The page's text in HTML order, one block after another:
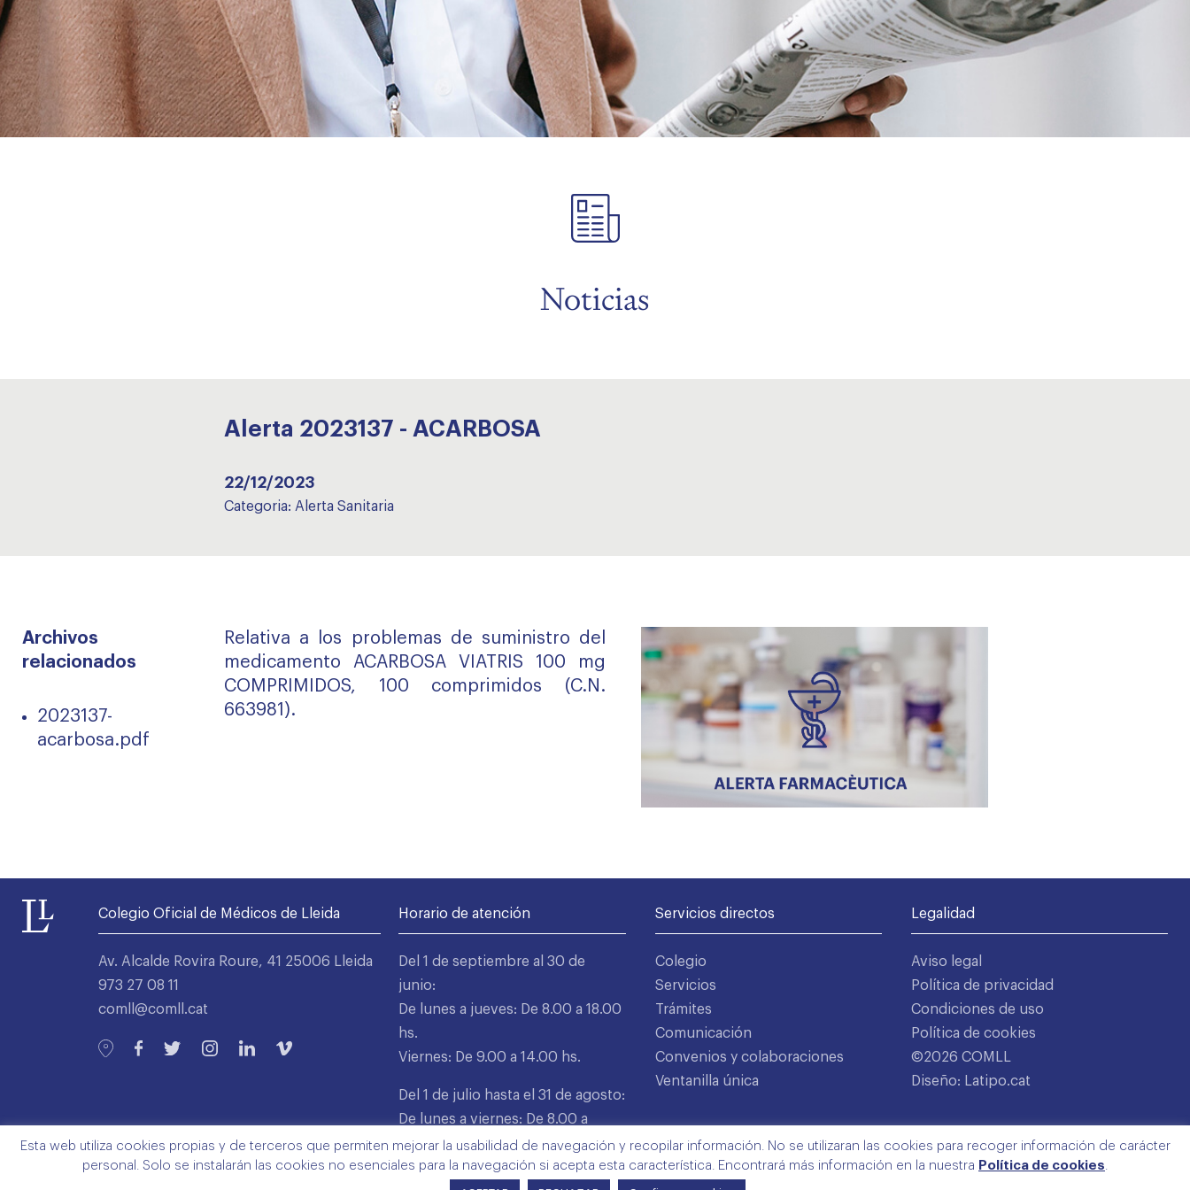
Noticias
Alerta 2023137 - ACARBOSA
22/12/2023
Categoria: Alerta Sanitaria
Archivos
relacionados
2023137-
acarbosa.pdf
Relativa a los problemas de suministro del
medicamento ACARBOSA VIATRIS 100 mg
COMPRIMIDOS, 100 comprimidos (C.N.
663981).
Colegio Oficial de Médicos de Lleida
Av. Alcalde Rovira Roure, 41 25006 Lleida
973 27 08 11
comll@comll.cat
Horario de atención
Del 1 de septiembre al 30 de
junio:
De lunes a jueves: De 8.00 a 18.00
hs.
Viernes: De 9.00 a 14.00 hs.
Del 1 de julio hasta el 31 de agosto:
De lunes a viernes: De 8.00 a
15.00 hs.
Servicios directos
Colegio
Servicios
Trámites
Comunicación
Convenios y colaboraciones
Ventanilla única
Legalidad
Aviso legal
Política de privacidad
Condiciones de uso
Política de cookies
©2026 COMLL
Diseño: Latipo.cat
Esta web utiliza cookies propias y de terceros que permiten mejorar la usabilidad de navegación y recopilar información. No se utilizaran las cookies para recoger información de carácter
personal. Solo se instalarán las cookies no esenciales para la navegación si acepta esta característica. Encontrará más información en la nuestra Política de cookies.